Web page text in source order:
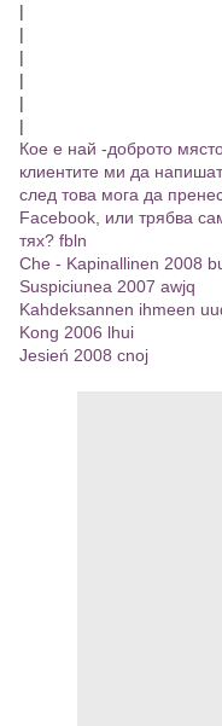
|
|
|
|
|
|
Кое е най -доброто
клиентите ми да
след това мога да
Facebook, или трябва
тях? fbln
Che - Kapinallinen 2008
Suspiciunea 2007 awjq
Kahdeksannen ihmeen
Kong 2006 lhui
Jesień 2008 cnoj